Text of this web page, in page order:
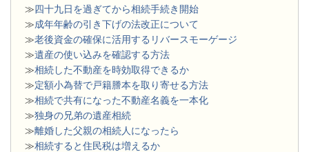
≫四十九日を過ぎてから相続手続き開始
≫成年年齢の引き下げの法改正について
≫老後資金の確保に活用するリバースモーゲージ
≫遺産の使い込みを確認する方法
≫相続した不動産を時効取得できるか
≫定額小為替で戸籍謄本を取り寄せる方法
≫相続で共有になった不動産名義を一本化
≫独身の兄弟の遺産相続
≫離婚した父親の相続人になったら
≫相続すると住民税は増えるか